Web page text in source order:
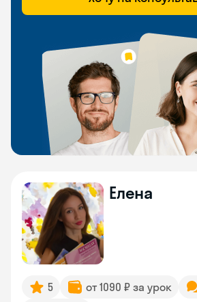
Елена
5 от 1090 ₽ за урок